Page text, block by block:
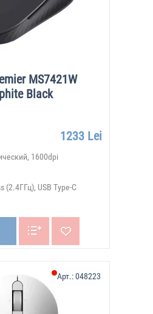
MS7421W
Black
1233 Lei
1600dpi
(2.4ГГц), USB Type-C
Арт.:048223